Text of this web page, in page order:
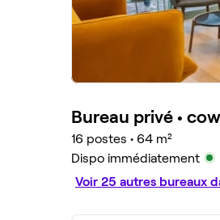
Bureau privé •
16 postes • 64 m²
Dispo immédiatement
Voir 25 autres bureaux